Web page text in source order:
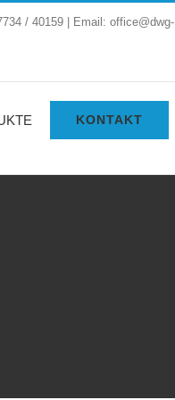
/ 40159 | Email: office@dwg-
KONTAKT